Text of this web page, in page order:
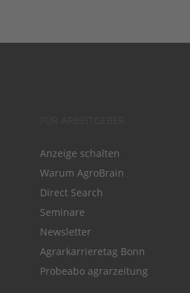
Anzeige schalten
Warum AgroBrain
Direct Search
Seminare
Newsletter
Agrarkarrieretag Bonn
Probeabo agrarzeitung